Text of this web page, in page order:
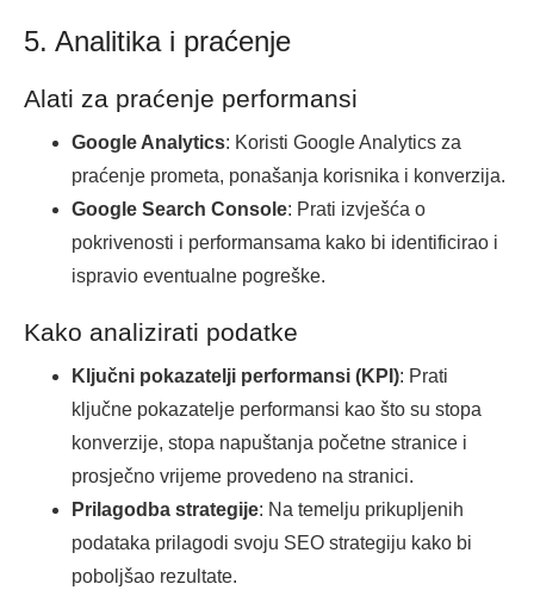
5. Analitika i praćenje
Alati za praćenje performansi
Google Analytics: Koristi Google Analytics za
praćenje prometa, ponašanja korisnika i konverzija.
Google Search Console: Prati izvješća o
pokrivenosti i performansama kako bi identificirao i
ispravio eventualne pogreške.
Kako analizirati podatke
Ključni pokazatelji performansi (KPI): Prati
ključne pokazatelje performansi kao što su stopa
konverzije, stopa napuštanja početne stranice i
prosječno vrijeme provedeno na stranici.
Prilagodba strategije: Na temelju prikupljenih
podataka prilagodi svoju SEO strategiju kako bi
poboljšao rezultate.